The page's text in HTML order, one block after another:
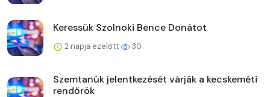
Keressük Szolnoki Bence Donátot
2 napja ezelőtt 30
Szemtanúk jelentkezését várják a kecskeméti
rendőrök